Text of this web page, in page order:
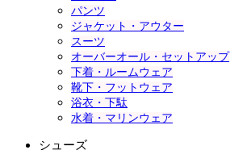
パンツ
ジャケット・アウター
スーツ
オーバーオール・セットアップ
下着・ルームウェア
靴下・フットウェア
浴衣・下駄
水着・マリンウェア
シューズ